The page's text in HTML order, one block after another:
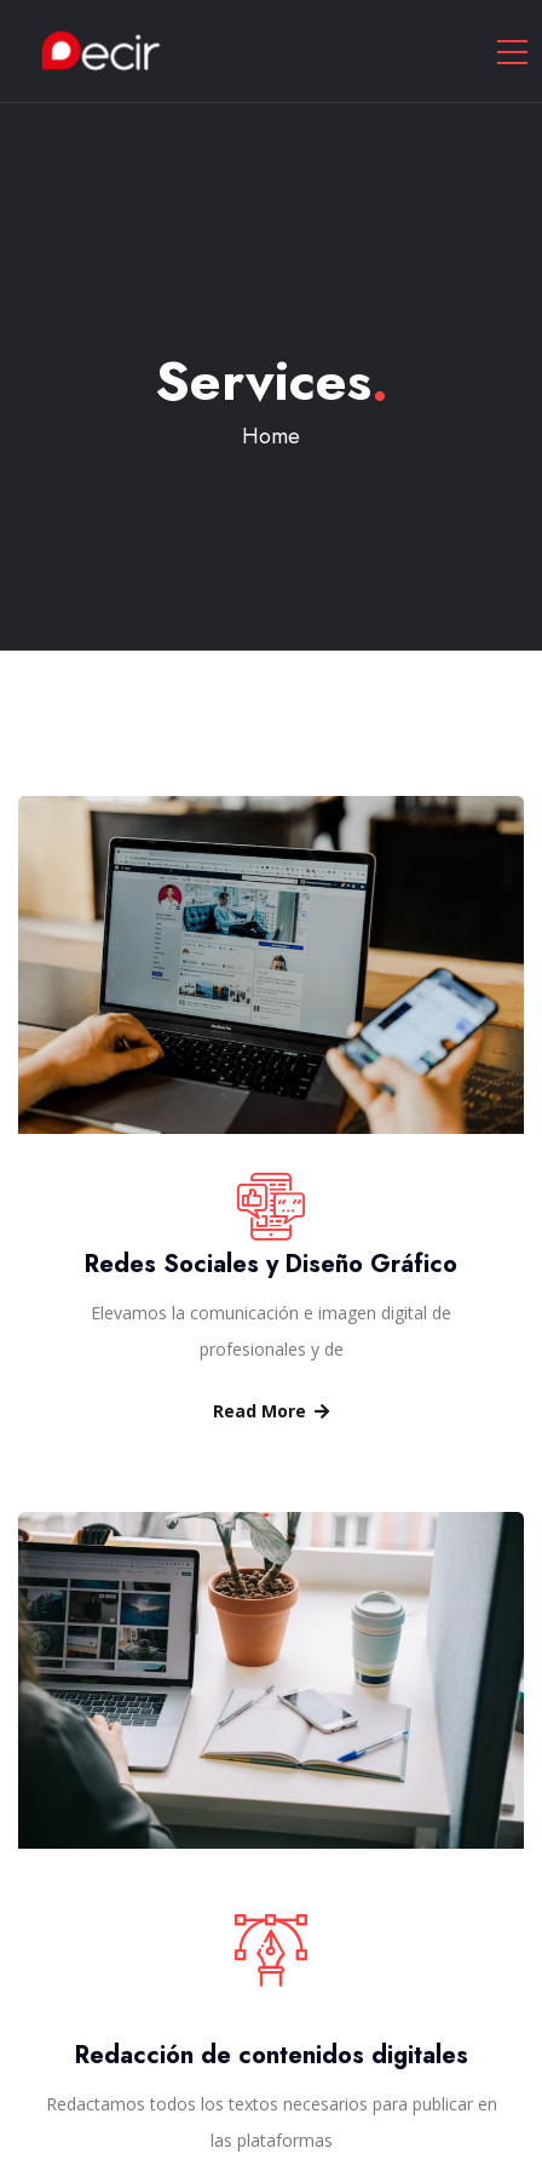
Services.
Home
Redes Sociales y Diseño Gráfico
Elevamos la comunicación e imagen digital de
profesionales y de
Read More
Redacción de contenidos digitales
Redactamos todos los textos necesarios para publicar en
las plataformas